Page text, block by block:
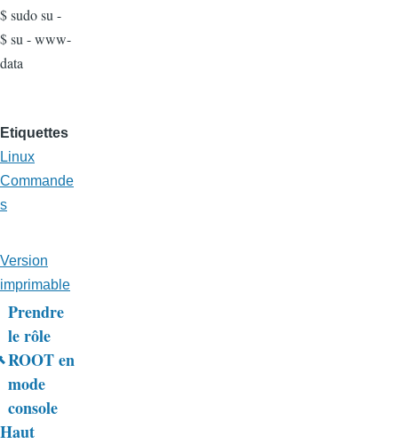
$ sudo su -
$ su - www-
data
Etiquettes
Linux
Commande
s
Version
imprimable
Liens
transversaux
de
livre
Prendre
le rôle
ROOT en
mode
console
Haut